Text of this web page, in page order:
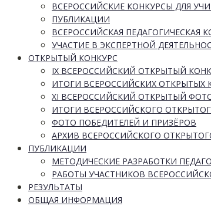
ВСЕРОССИЙСКИЕ КОНКУРСЫ ДЛЯ
ПУБЛИКАЦИИ
ВСЕРОССИЙСКАЯ ПЕДАГОГИЧЕСКАЯ
УЧАСТИЕ В ЭКСПЕРТНОЙ
ОТКРЫТЫЙ КОНКУРС
IX ВСЕРОССИЙСКИЙ ОТКРЫТЫЙ
ИТОГИ ВСЕРОССИЙСКИХ ОТКРЫТЫХ
XI ВСЕРОССИЙСКИЙ ОТКРЫТЫЙ
ИТОГИ ВСЕРОССИЙСКОГО
ФОТО ПОБЕДИТЕЛЕЙ И ПРИЗЁРОВ
АРХИВ ВСЕРОССИЙСКОГО
ПУБЛИКАЦИИ
МЕТОДИЧЕСКИЕ РАЗРАБОТКИ
РАБОТЫ УЧАСТНИКОВ
РЕЗУЛЬТАТЫ
ОБЩАЯ ИНФОРМАЦИЯ